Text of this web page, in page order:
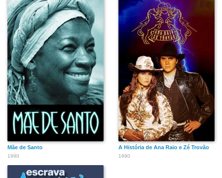
Mãe de Santo
1990
A História de Ana Raio e Zé Trovão
1990